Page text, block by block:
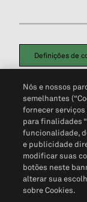
Definições de
Política de
Não Venda Minhas
Nós e nossos
semelhantes
fornecer
para finalidades
funcionalidade,
e publicidade
modificar suas
botões neste
alterar sua
sobre Cookies.